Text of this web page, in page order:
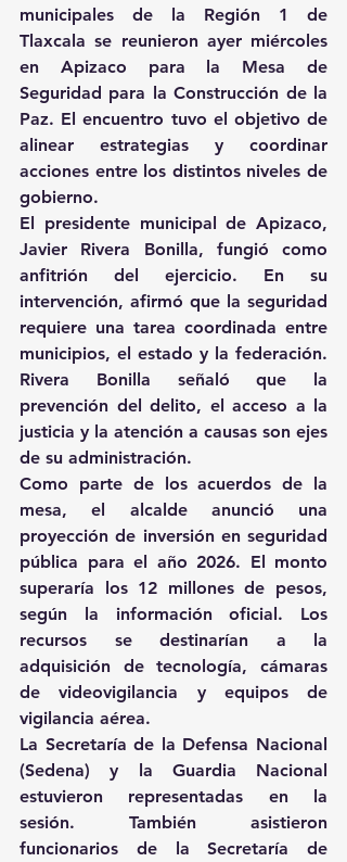
municipales de la Región 1 de
Tlaxcala se reunieron ayer miércoles
en Apizaco para la Mesa de
Seguridad para la Construcción de la
Paz. El encuentro tuvo el objetivo de
alinear estrategias y coordinar
acciones entre los distintos niveles de
gobierno.
El presidente municipal de Apizaco,
Javier Rivera Bonilla, fungió como
anfitrión del ejercicio. En su
intervención, afirmó que la seguridad
requiere una tarea coordinada entre
municipios, el estado y la federación.
Rivera Bonilla señaló que la
prevención del delito, el acceso a la
justicia y la atención a causas son ejes
de su administración.
Como parte de los acuerdos de la
mesa, el alcalde anunció una
proyección de inversión en seguridad
pública para el año 2026. El monto
superaría los 12 millones de pesos,
según la información oficial. Los
recursos se destinarían a la
adquisición de tecnología, cámaras
de videovigilancia y equipos de
vigilancia aérea.
La Secretaría de la Defensa Nacional
(Sedena) y la Guardia Nacional
estuvieron representadas en la
sesión. También asistieron
funcionarios de la Secretaría de